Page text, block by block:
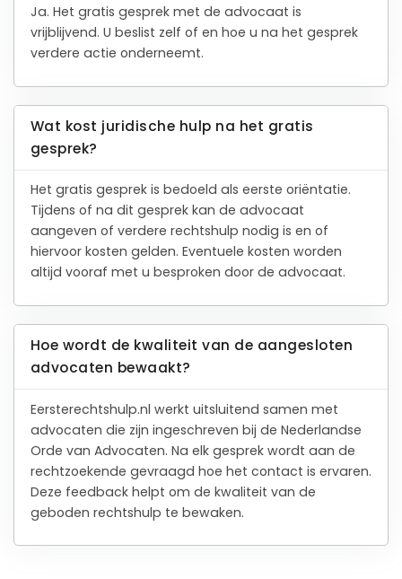
Ja. Het gratis gesprek met de advocaat is
vrijblijvend. U beslist zelf of en hoe u na het gesprek
verdere actie onderneemt.
Wat kost juridische hulp na het gratis
gesprek?
Het gratis gesprek is bedoeld als eerste oriëntatie.
Tijdens of na dit gesprek kan de advocaat
aangeven of verdere rechtshulp nodig is en of
hiervoor kosten gelden. Eventuele kosten worden
altijd vooraf met u besproken door de advocaat.
Hoe wordt de kwaliteit van de aangesloten
advocaten bewaakt?
Eersterechtshulp.nl werkt uitsluitend samen met
advocaten die zijn ingeschreven bij de Nederlandse
Orde van Advocaten. Na elk gesprek wordt aan de
rechtzoekende gevraagd hoe het contact is ervaren.
Deze feedback helpt om de kwaliteit van de
geboden rechtshulp te bewaken.